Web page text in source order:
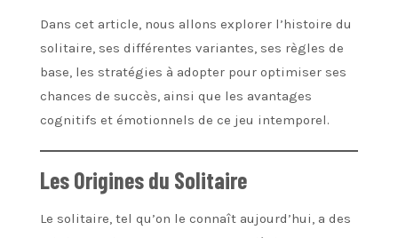
Dans cet article, nous allons explorer l’histoire du
solitaire, ses différentes variantes, ses règles de
base, les stratégies à adopter pour optimiser ses
chances de succès, ainsi que les avantages
cognitifs et émotionnels de ce jeu intemporel.
Les Origines du Solitaire
Le solitaire, tel qu’on le connaît aujourd’hui, a des